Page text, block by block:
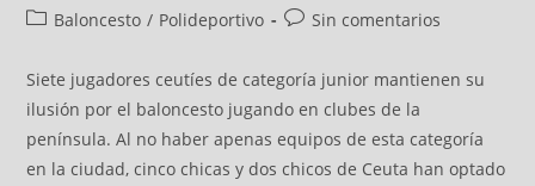
Baloncesto / Polideportivo Sin comentarios
Siete jugadores ceutíes de categoría junior mantienen su
ilusión por el baloncesto jugando en clubes de la
península. Al no haber apenas equipos de esta categoría
en la ciudad, cinco chicas y dos chicos de Ceuta han optado